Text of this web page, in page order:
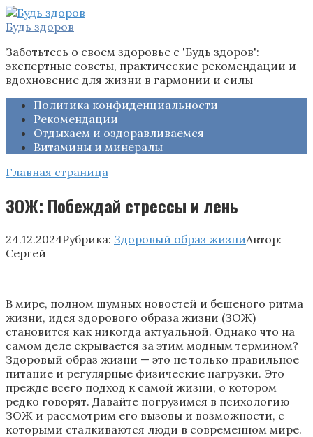
Перейти
к
Будь здоров
Заботьтесь о своем здоровье с 'Будь здоров':
экспертные советы, практические рекомендации и
вдохновение для жизни в гармонии и силы
Политика конфиденциальности
Рекомендации
Отдыхаем и оздоравливаемся
Витамины и минералы
Главная страница
ЗОЖ: Побеждай стрессы и лень
24.12.2024Рубрика: Здоровый образ жизниАвтор:
Сергей
В мире, полном шумных новостей и бешеного ритма
жизни, идея здорового образа жизни (ЗОЖ)
становится как никогда актуальной. Однако что на
самом деле скрывается за этим модным термином?
Здоровый образ жизни — это не только правильное
питание и регулярные физические нагрузки. Это
прежде всего подход к самой жизни, о котором
редко говорят. Давайте погрузимся в психологию
ЗОЖ и рассмотрим его вызовы и возможности, с
которыми сталкиваются люди в современном мире.